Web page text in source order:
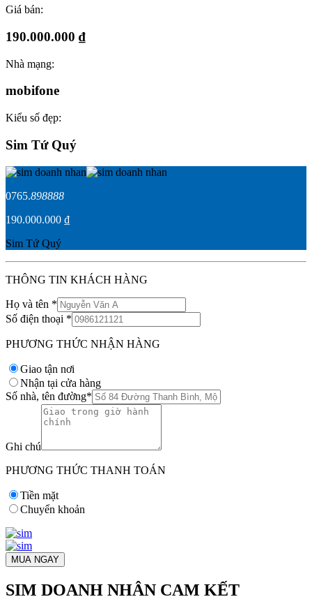
Giá bán:
190.000.000 ₫
Nhà mạng:
mobifone
Kiểu số đẹp:
Sim Tứ Quý
0765.898888
190.000.000 ₫
Sim Tứ Quý
THÔNG TIN KHÁCH HÀNG
Họ và tên *
Số điện thoại *
PHƯƠNG THỨC NHẬN HÀNG
Giao tận nơi
Nhận tại cửa hàng
Số nhà, tên đường*
Ghi chú
PHƯƠNG THỨC THANH TOÁN
Tiền mặt
Chuyển khoản
MUA NGAY
SIM DOANH NHÂN CAM KẾT